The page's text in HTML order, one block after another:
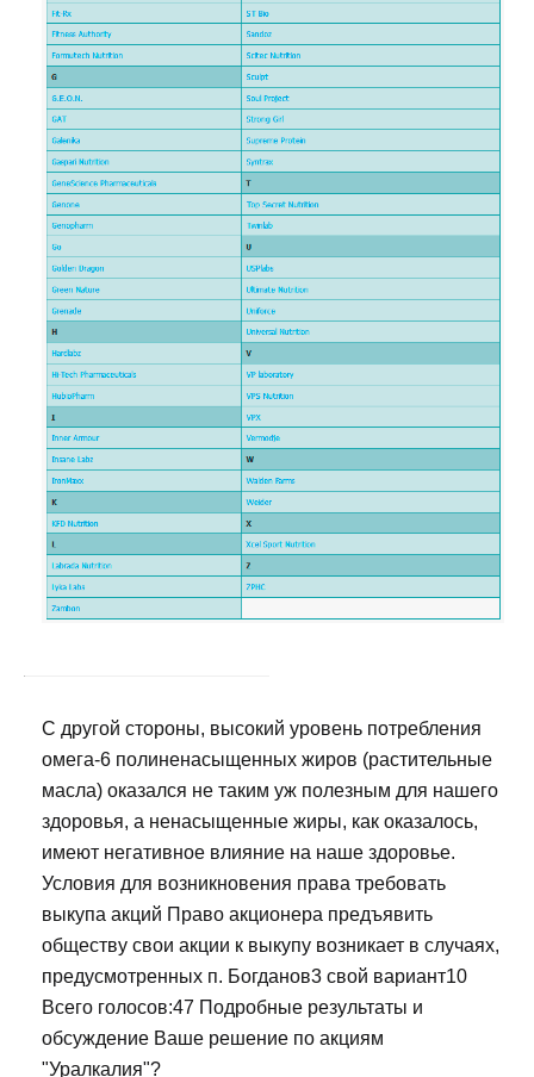
С другой стороны, высокий уровень потребления
омега-6 полиненасыщенных жиров (растительные
масла) оказался не таким уж полезным для нашего
здоровья, а ненасыщенные жиры, как оказалось,
имеют негативное влияние на наше здоровье.
Условия для возникновения права требовать
выкупа акций Право акционера предъявить
обществу свои акции к выкупу возникает в случаях,
предусмотренных п. Богданов3 свой вариант10
Всего голосов:47 Подробные результаты и
обсуждение Ваше решение по акциям
"Уралкалия"?